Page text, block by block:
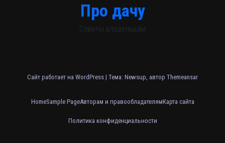
Про дачу
Советы владельцам
Сайт работает на WordPress | Тема: Newsup, автор Themeansar
HomeSample PageАвторам и правообладателямКарта сайта
Политика конфиденциальности